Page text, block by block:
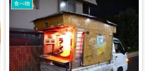
食べ物